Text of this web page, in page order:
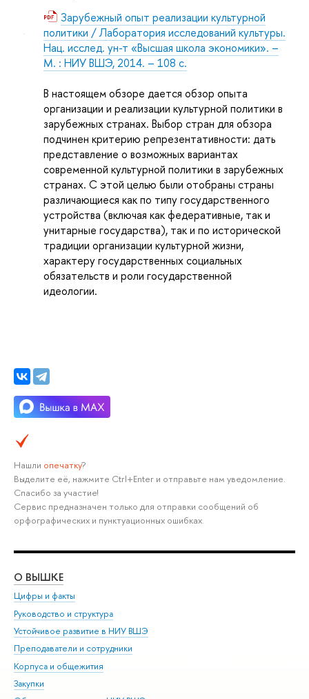
Зарубежный опыт реализации культурной
политики / Лаборатория исследований культуры.
Нац. исслед. ун-т «Высшая школа экономики». –
М. : НИУ ВШЭ, 2014. – 108 с.
В настоящем обзоре дается обзор опыта
организации и реализации культурной политики в
зарубежных странах. Выбор стран для обзора
подчинен критерию репрезентативности: дать
представление о возможных вариантах
современной культурной политики в зарубежных
странах. С этой целью были отобраны страны
различающиеся как по типу государственного
устройства (включая как федеративные, так и
унитарные государства), так и по исторической
традиции организации культурной жизни,
характеру государственных социальных
обязательств и роли государственной
идеологии.
Нашли опечатку?
Выделите её, нажмите Ctrl+Enter и отправьте нам уведомление.
Спасибо за участие!
Сервис предназначен только для отправки сообщений об
орфографических и пунктуационных ошибках.
О ВЫШКЕ
Цифры и факты
Руководство и структура
Устойчивое развитие в НИУ ВШЭ
Преподаватели и сотрудники
Корпуса и общежития
Закупки